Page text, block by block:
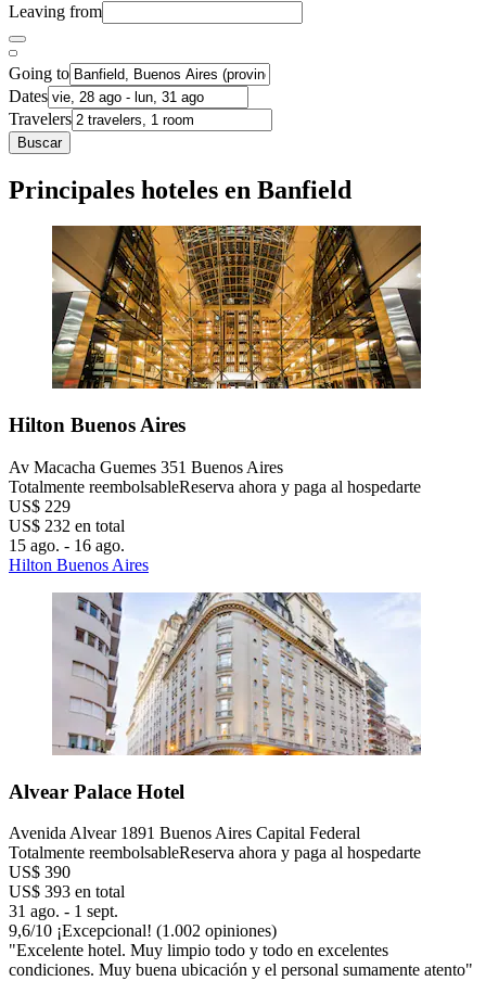
Leaving from
Going to
Dates
Travelers
Buscar
Principales hoteles en Banfield
Hilton Buenos Aires
Av Macacha Guemes 351 Buenos Aires
Totalmente reembolsableReserva ahora y paga al hospedarte
US$ 229
US$ 232 en total
15 ago. - 16 ago.
Hilton Buenos Aires
Alvear Palace Hotel
Avenida Alvear 1891 Buenos Aires Capital Federal
Totalmente reembolsableReserva ahora y paga al hospedarte
US$ 390
US$ 393 en total
31 ago. - 1 sept.
9,6/10 ¡Excepcional! (1.002 opiniones)
"Excelente hotel. Muy limpio todo y todo en excelentes
condiciones. Muy buena ubicación y el personal sumamente atento"